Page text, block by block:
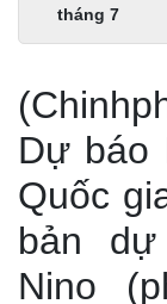
tháng 7
Dự báo
Quốc
bản
Nino